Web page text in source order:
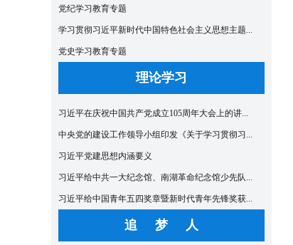
党纪学习教育专题
学习贯彻习近平新时代中国特色社会主义思想主题...
党史学习教育专题
理论学习
习近平在庆祝中国共产党成立105周年大会上的讲...
中央党的建设工作领导小组印发《关于学习贯彻习...
习近平党建思想内涵要义
习近平给中共一大纪念馆、南湖革命纪念馆少先队...
习近平给中国青年五四奖章暨新时代青年先锋奖获...
追 梦 人